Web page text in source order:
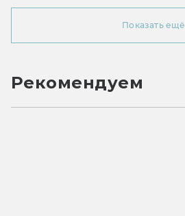
Показать ещё
Рекомендуем